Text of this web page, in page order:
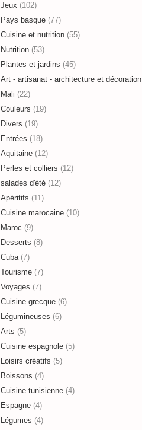
Jeux (102)
Pays basque (77)
Cuisine et nutrition (55)
Nutrition (53)
Plantes et jardins (45)
Art - artisanat - architecture et décoration
Mali (22)
Couleurs (19)
Divers (19)
Entrées (18)
Aquitaine (12)
Perles et colliers (12)
salades d'été (12)
Apéritifs (11)
Cuisine marocaine (10)
Maroc (9)
Desserts (8)
Cuba(7)
Tourisme (7)
Voyages (7)
Cuisine grecque (6)
Légumineuses (6)
Arts (5)
Cuisine espagnole (5)
Loisirs créatifs (5)
Boissons (4)
Cuisine tunisienne (4)
Espagne (4)
Légumes (4)